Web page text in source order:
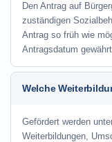
Den Antrag auf
zuständigen
Antrag so früh wie
Antragsdatum
Welche
Gefördert werden
Weiterbildungen,